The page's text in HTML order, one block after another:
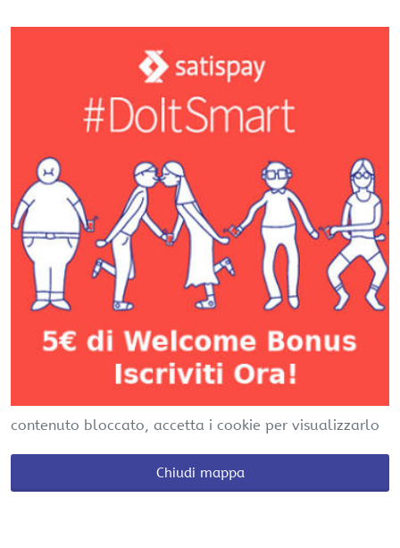
contenuto bloccato, accetta i cookie per visualizzarlo
Chiudi mappa